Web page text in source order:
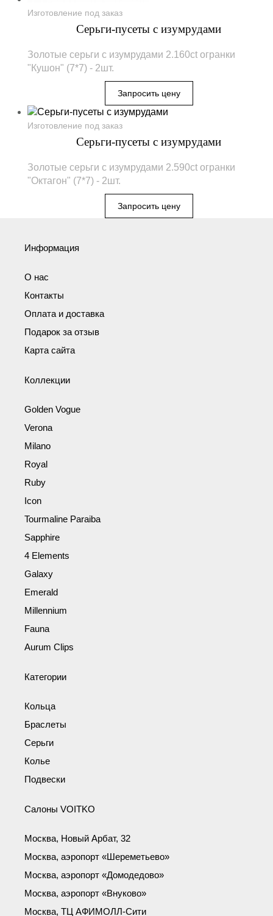
Изготовление под заказ
Серьги-пусеты с изумрудами
Золотые серьги с изумрудами 2.160ct огранки
"Кушон" (7*7) - 2шт.
Изготовление под заказ
Серьги-пусеты с изумрудами
Золотые серьги с изумрудами 2.590ct огранки
"Октагон" (7*7) - 2шт.
Информация
О нас
Контакты
Оплата и доставка
Подарок за отзыв
Карта сайта
Коллекции
Golden Vogue
Verona
Milano
Royal
Ruby
Icon
Tourmaline Paraiba
Sapphire
4 Elements
Galaxy
Emerald
Millennium
Fauna
Aurum Clips
Категории
Кольца
Браслеты
Серьги
Колье
Подвески
Салоны VOITKO
Москва, Новый Арбат, 32
Москва, аэропорт «Шереметьево»
Москва, аэропорт «Домодедово»
Москва, аэропорт «Внуково»
Москва, ТЦ АФИМОЛЛ-Сити